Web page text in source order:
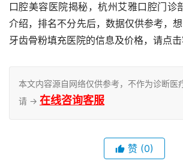
口腔美容医院揭秘，杭州艾雅口腔门诊
介绍，排名不分先后，数据仅供参考，
牙齿骨粉填充医院的信息及价格，请点击
本文内容源自网络仅供参考，不作为诊断医
请 → 在线咨询客服
赞 (0)